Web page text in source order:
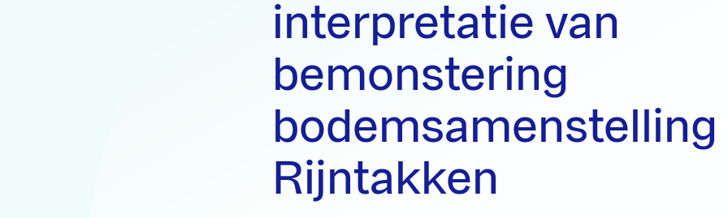
interpretatie van
bemonstering
bodemsamenstelling
Rijntakken